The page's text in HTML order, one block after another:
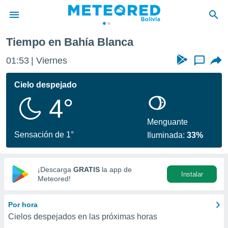
de
ha
calidad.
a este
las
y
digital
basada
Tiempo en Bahía Blanca
01:53 Viernes ...
Cielo despejado
4°
Sensación de 1°
Menguante
Iluminada:33%
¡Descarga GRATIS la app de
Meteored!
Instalar
Por hora
Cielos despejados en las próximas horas